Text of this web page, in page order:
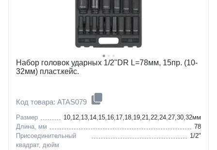
Набор головок ударных 1/2"DR L=78мм, 15пр. (10-
32мм) пласт.кейс.
Код товара: ATAS079
Размер
10,12,13,14,15,16,17,18,19,21,22,24,27,30,32мм
Длина, мм
78
Присоединительный
квадрат, дюйм
1/2"